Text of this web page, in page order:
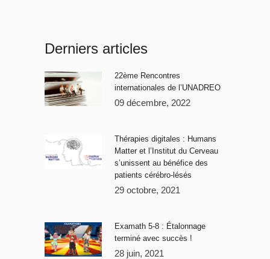
Derniers articles
22ème Rencontres
internationales de l’UNADREO
09 décembre, 2022
Thérapies digitales : Humans
Matter et l’Institut du Cerveau
s’unissent au bénéfice des
patients cérébro-lésés
29 octobre, 2021
Examath 5-8 : Étalonnage
terminé avec succès !
28 juin, 2021